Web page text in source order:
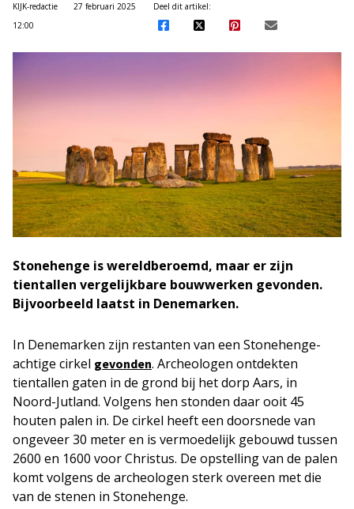
KIJK-redactie
27 februari 2025
12:00
Deel dit artikel:
Stonehenge is wereldberoemd, maar er zijn
tientallen vergelijkbare bouwwerken gevonden.
Bijvoorbeeld laatst in Denemarken.
In Denemarken zijn restanten van een Stonehenge-
achtige cirkel gevonden. Archeologen ontdekten
tientallen gaten in de grond bij het dorp Aars, in
Noord-Jutland. Volgens hen stonden daar ooit 45
houten palen in. De cirkel heeft een doorsnede van
ongeveer 30 meter en is vermoedelijk gebouwd tussen
2600 en 1600 voor Christus. De opstelling van de palen
komt volgens de archeologen sterk overeen met die
van de stenen in Stonehenge.